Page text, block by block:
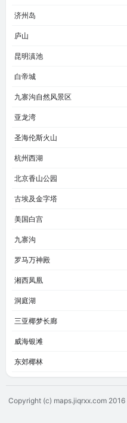
济州岛
庐山
昆明滇池
白帝城
九寨沟自然风景区
亚龙湾
圣海伦斯火山
杭州西湖
北京香山公园
古埃及金字塔
美国白宫
九寨沟
罗马万神殿
湘西凤凰
洞庭湖
三亚椰梦长廊
威海银滩
东郊椰林
Copyright (c) maps.jiqrxx.com 2016